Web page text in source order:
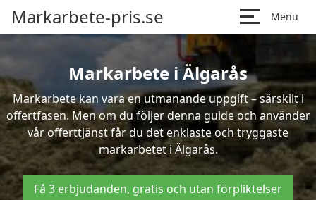
Markarbete-pris.se Menu
Markarbete i Älgarås
Markarbete kan vara en utmanande uppgift – särskilt i
offertfasen. Men om du följer denna guide och använder
vår offerttjänst får du det enklaste och tryggaste
markarbetet i Älgarås.
Få 3 erbjudanden, gratis och utan förpliktelser